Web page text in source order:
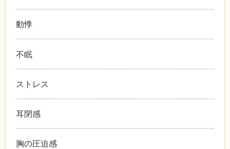
動悸
不眠
ストレス
耳閉感
胸の圧迫感